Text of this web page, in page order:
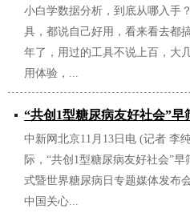
小白学数据分析，到底从哪入手
具，都说自己好用，看来看去都
年了，用过的工具不说上百，大
用体验，...
“共创1型糖尿病友好社会”
动
中新网北京11月13日电 (记者 李
际，“共创1型糖尿病友好社会”
式暨世界糖尿病日专题媒体发布
中国关心...